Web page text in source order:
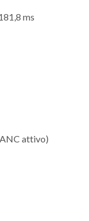
ms
attivo)